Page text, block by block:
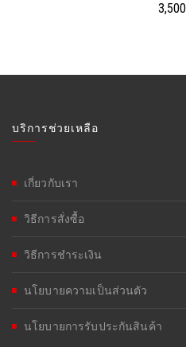
3,500
บริการช่วยเหลือ
เกี่ยวกับเรา
วิธีการสั่งซื้อ
วิธีการชำระเงิน
นโยบายความเป็นส่วนตัว
นโยบายการรับประกันสินค้า